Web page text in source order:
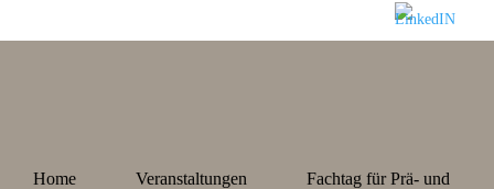
Home Veranstaltungen
Fachtag für Prä- und